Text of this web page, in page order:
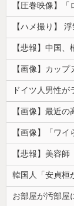
【画像】カッ
【画像】最近
【画像】「ワイ
【悲報】美容
お部屋が汚部屋